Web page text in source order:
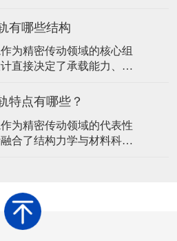
用价值。其核心结构由V型
滚子及保持架组成，通过
交错排列实现直线运动，
够同时承受垂直、水平及
有哪些结构
为精密传动领域的核心组
直接决定了承载能力、运
辅助结构，不同类型的交
了各自的技术特点，以适
需求。以下从基础结构到
梳理交叉滚子导轨的常见
特点有哪些？
为精密传动领域的代表性
合了结构力学与材料科学
及环境适应性等方面展现
为工业自动化、精密加工
中的核心传动元件。 交叉